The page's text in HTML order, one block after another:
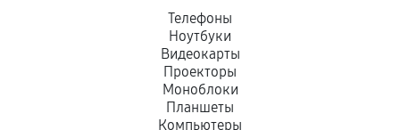
Телефоны
Ноутбуки
Видеокарты
Проекторы
Моноблоки
Планшеты
Компьютеры